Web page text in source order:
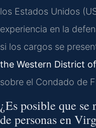
los Estados Unidos
experiencia en la
si los cargos se
the Western District
sobre el Condado de
¿Es posible que
de personas en